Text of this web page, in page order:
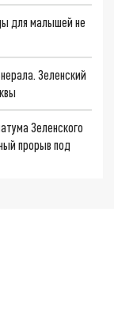
для малышей не
Зеленский
Зеленского
прорыв под